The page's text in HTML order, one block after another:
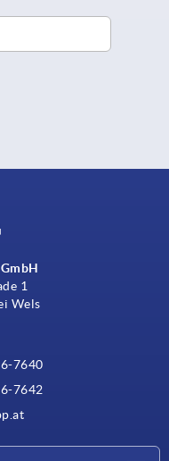
1
Wels
7640
7642